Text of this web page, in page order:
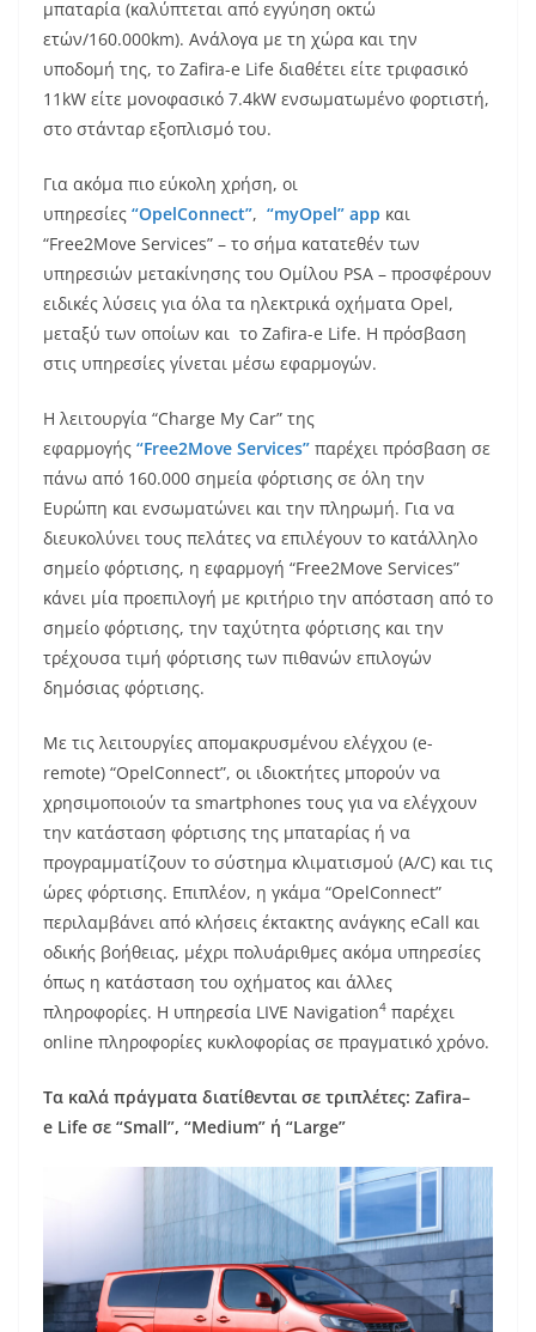
μπαταρία (καλύπτεται από εγγύηση οκτώ
ετών/160.000km). Ανάλογα με τη χώρα και την
υποδομή της, το Zafira-e Life διαθέτει είτε τριφασικό
11kW είτε μονοφασικό 7.4kW ενσωματωμένο φορτιστή,
στο στάνταρ εξοπλισμό του.
Για ακόμα πιο εύκολη χρήση, οι
υπηρεσίες “OpelConnect”, “myOpel” app και
“Free2Move Services” – το σήμα κατατεθέν των
υπηρεσιών μετακίνησης του Ομίλου PSA – προσφέρουν
ειδικές λύσεις για όλα τα ηλεκτρικά οχήματα Opel,
μεταξύ των οποίων και το Zafira-e Life. Η πρόσβαση
στις υπηρεσίες γίνεται μέσω εφαρμογών.
Η λειτουργία “Charge My Car” της
εφαρμογής “Free2Move Services” παρέχει πρόσβαση σε
πάνω από 160.000 σημεία φόρτισης σε όλη την
Ευρώπη και ενσωματώνει και την πληρωμή. Για να
διευκολύνει τους πελάτες να επιλέγουν το κατάλληλο
σημείο φόρτισης, η εφαρμογή “Free2Move Services”
κάνει μία προεπιλογή με κριτήριο την απόσταση από το
σημείο φόρτισης, την ταχύτητα φόρτισης και την
τρέχουσα τιμή φόρτισης των πιθανών επιλογών
δημόσιας φόρτισης.
Με τις λειτουργίες απομακρυσμένου ελέγχου (e-
remote) “OpelConnect”, οι ιδιοκτήτες μπορούν να
χρησιμοποιούν τα smartphones τους για να ελέγχουν
την κατάσταση φόρτισης της μπαταρίας ή να
προγραμματίζουν το σύστημα κλιματισμού (A/C) και τις
ώρες φόρτισης. Επιπλέον, η γκάμα “OpelConnect”
περιλαμβάνει από κλήσεις έκτακτης ανάγκης eCall και
οδικής βοήθειας, μέχρι πολυάριθμες ακόμα υπηρεσίες
όπως η κατάσταση του οχήματος και άλλες
πληροφορίες. Η υπηρεσία LIVE Navigation4 παρέχει
online πληροφορίες κυκλοφορίας σε πραγματικό χρόνο.
Τα καλά πράγματα διατίθενται σε τριπλέτες: Zafira–
e Life σε “Small”, “Medium” ή “Large”